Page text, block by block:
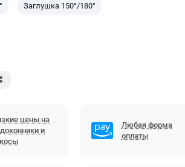
Заглушка 150°/180°
цены на
и
Любая форма
оплаты